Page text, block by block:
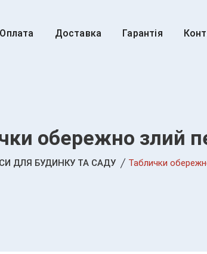
Оплата Доставка Гарантія
обережно злий
ДЛЯ БУДИНКУ ТА САДУ Таблички